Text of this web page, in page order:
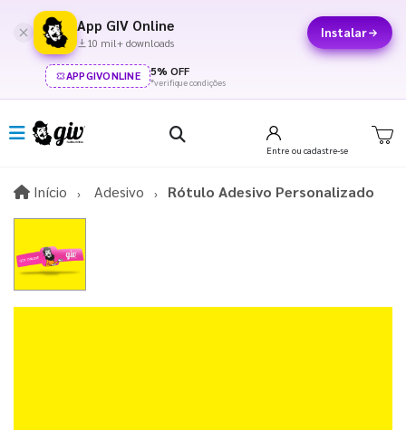
App GIV Online
10 mil+ downloads
Instalar
APPGIVONLINE 5% OFF
*verifique condições
Entre ou cadastre-se
Início InícioAdesivo Rótulo Adesivo Personalizado